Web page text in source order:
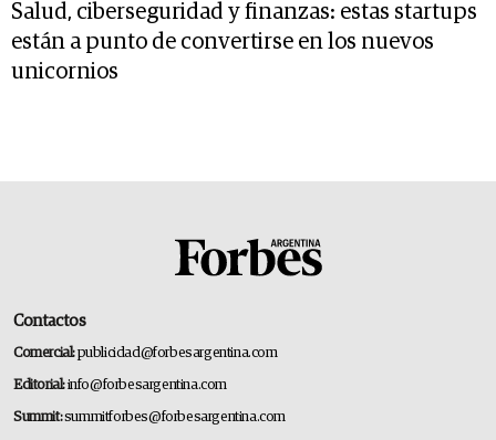
Salud, ciberseguridad y finanzas: estas startups
están a punto de convertirse en los nuevos
unicornios
Contactos
Comercial:publicidad@forbesargentina.com
Editorial:info@forbesargentina.com
Summit:summitforbes@forbesargentina.com